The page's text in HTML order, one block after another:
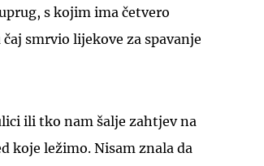
s kojim ima četvero
smrvio lijekove za spavanje
ili tko nam šalje zahtjev na
koje ležimo. Nisam znala da